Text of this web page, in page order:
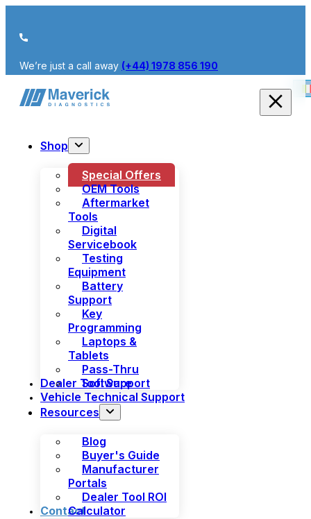
We’re just a call away (+44) 1978 856 190
Shop
Special Offers
OEM Tools
Aftermarket
Tools
Digital
Servicebook
Testing
Equipment
Battery
Support
Key
Programming
Laptops &
Tablets
Pass-Thru
Software
Dealer Tool Support
Vehicle Technical Support
Resources
Blog
Buyer's Guide
Manufacturer
Portals
Dealer Tool ROI
Calculator
Contact